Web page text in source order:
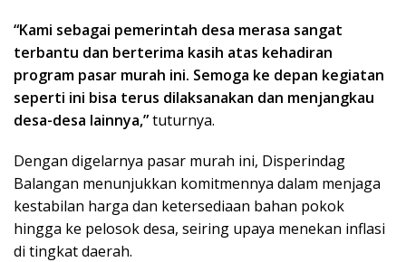
“Kami sebagai pemerintah desa merasa sangat
terbantu dan berterima kasih atas kehadiran
program pasar murah ini. Semoga ke depan kegiatan
seperti ini bisa terus dilaksanakan dan menjangkau
desa-desa lainnya,”tuturnya.
Dengan digelarnya pasar murah ini, Disperindag
Balangan menunjukkan komitmennya dalam menjaga
kestabilan harga dan ketersediaan bahan pokok
hingga ke pelosok desa, seiring upaya menekan inflasi
di tingkat daerah.